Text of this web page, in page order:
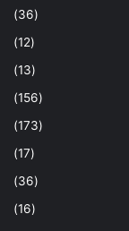
(36)
(12)
(13)
(156)
(173)
(17)
(36)
(16)